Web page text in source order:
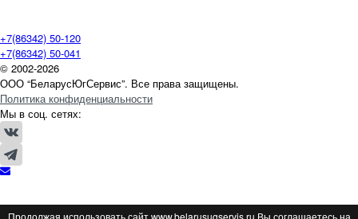
Продолжая использовать сайт www.belarusugservis.ru Вы соглашаетесь на
+7(86342) 50-120
+7(86342) 50-041
© 2002-2026
ООО “БеларусЮгСервис”. Все права защищены.
Политика конфиденциальности
Мы в соц. сетях:
Продолжая использовать сайт www.belarusugservis.ru Вы соглашаетесь на